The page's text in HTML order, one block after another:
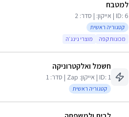
למטבח
ID: 6 | אייקון: | סדר: 2
קטגוריה ראשית
מכונות קפה
מוצרי נינג׳ה
חשמל ואלקטרוניקה
ID: 1 | אייקון: Zap | סדר: 1
קטגוריה ראשית